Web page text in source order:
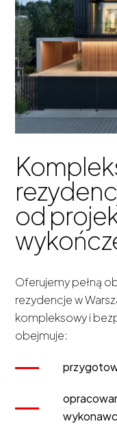
od
Oferujemy pełną
rezydencje w
kompleksowy i
obejmuje: